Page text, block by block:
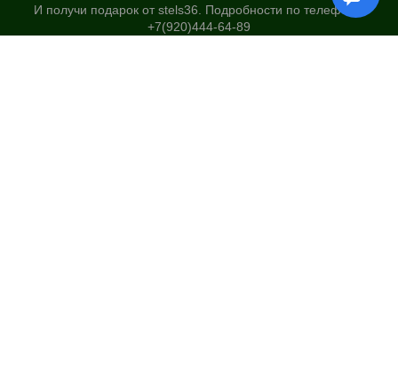
И получи подарок от stels36. Подробности по телефону:
+7(920)444-64-89